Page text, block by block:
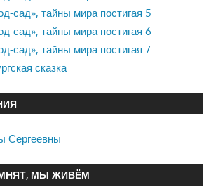
сад», тайны мира постигая 5
сад», тайны мира постигая 6
сад», тайны мира постигая 7
сказка
Сергеевны
МЫ ЖИВЁМ